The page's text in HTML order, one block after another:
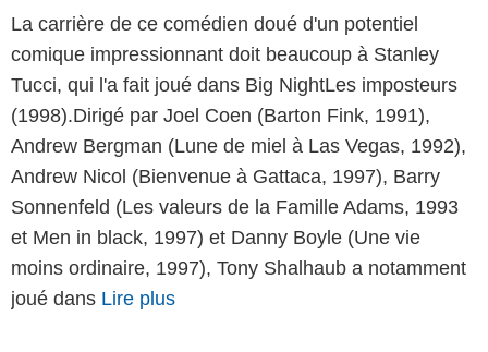
La carrière de ce comédien doué d'un potentiel
comique impressionnant doit beaucoup à Stanley
Tucci, qui l'a fait joué dans Big NightLes imposteurs
(1998).Dirigé par Joel Coen (Barton Fink, 1991),
Andrew Bergman (Lune de miel à Las Vegas, 1992),
Andrew Nicol (Bienvenue à Gattaca, 1997), Barry
Sonnenfeld (Les valeurs de la Famille Adams, 1993
et Men in black, 1997) et Danny Boyle (Une vie
moins ordinaire, 1997), Tony Shalhaub a notamment
joué dans Lire plus